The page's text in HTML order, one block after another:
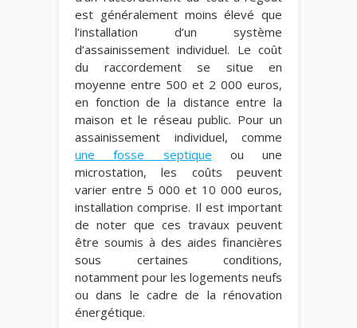
est généralement moins élevé que
l’installation d’un système
d’assainissement individuel. Le coût
du raccordement se situe en
moyenne entre 500 et 2 000 euros,
en fonction de la distance entre la
maison et le réseau public. Pour un
assainissement individuel, comme
une fosse septique ou une
microstation, les coûts peuvent
varier entre 5 000 et 10 000 euros,
installation comprise. Il est important
de noter que ces travaux peuvent
être soumis à des aides financières
sous certaines conditions,
notamment pour les logements neufs
ou dans le cadre de la rénovation
énergétique.